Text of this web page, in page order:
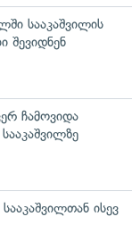
სააკაშვილის
შევიდნენ
ჩამოვიდა
ისევ